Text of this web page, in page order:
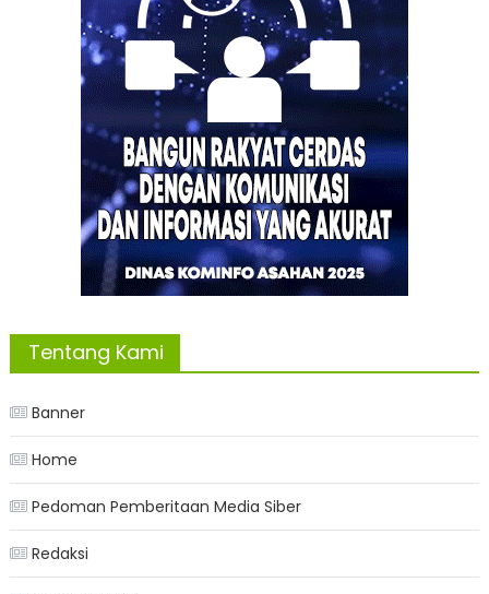
Tentang Kami
Banner
Home
Pedoman Pemberitaan Media Siber
Redaksi